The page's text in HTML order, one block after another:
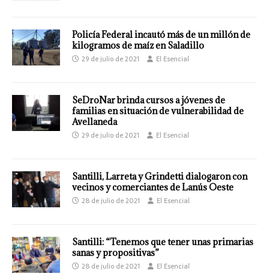
Policía Federal incautó más de un millón de
kilogramos de maíz en Saladillo
29 de julio de 2021 El Esencial
SeDroNar brinda cursos a jóvenes de
familias en situación de vulnerabilidad de
Avellaneda
29 de julio de 2021 El Esencial
Santilli, Larreta y Grindetti dialogaron con
vecinos y comerciantes de Lanús Oeste
28 de julio de 2021 El Esencial
Santilli: “Tenemos que tener unas primarias
sanas y propositivas”
28 de julio de 2021 El Esencial